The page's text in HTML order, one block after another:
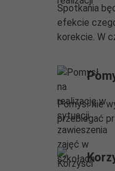
Spotkania
efekcie
korekcie. W
Pomysł nie
przebiegać